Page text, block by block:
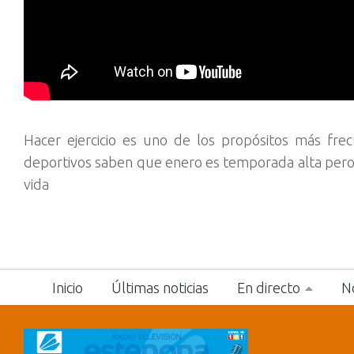
Hacer ejercicio es uno de los propósitos más
deportivos saben que enero es temporada alta
vida
Inicio Últimas noticias En directo